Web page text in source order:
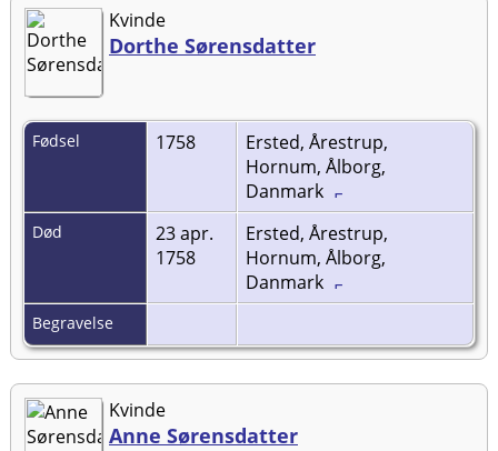
Kvinde
Dorthe Sørensdatter
Fødsel 1758
Ersted, Årestrup,
Hornum, Ålborg,
Danmark
Død
23 apr.
1758
Ersted, Årestrup,
Hornum, Ålborg,
Danmark
Begravelse
Kvinde
Anne Sørensdatter